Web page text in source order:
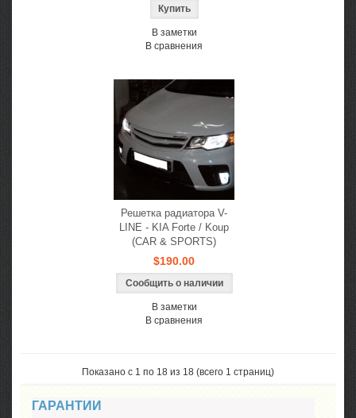
В заметки
В сравнения
Решетка радиатора V-
LINE - KIA Forte / Koup
(CAR & SPORTS)
$190.00
Сообщить о наличии
В заметки
В сравнения
Показано с 1 по 18 из 18 (всего 1 страниц)
ГАРАНТИИ